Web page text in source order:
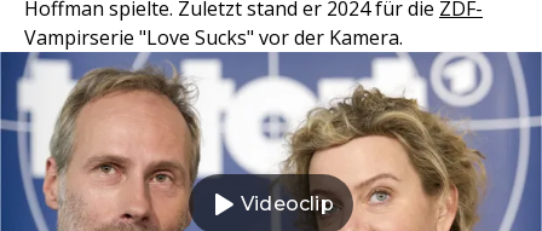
Hoffman spielte. Zuletzt stand er 2024 für die ZDF-
Vampirserie "Love Sucks" vor der Kamera.
Videoclip